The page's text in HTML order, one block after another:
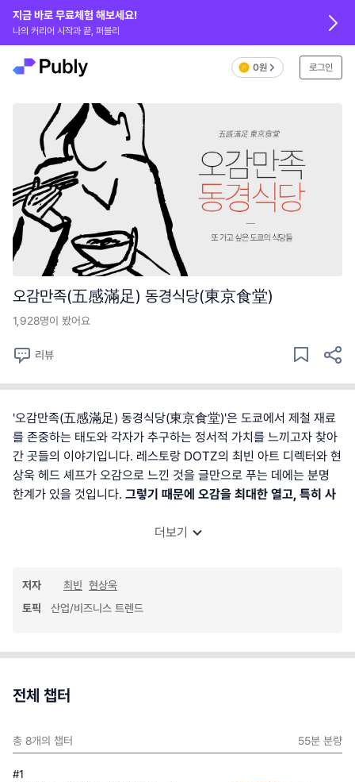
0원 로그인
지금 바로 무료체험 해보세요!
나의 커리어 시작과 끝, 퍼블리
오감만족(五感滿足) 동경식당(東京食堂)
1,928명이 봤어요
리뷰
'오감만족(五感滿足) 동경식당(東京食堂)'은 도쿄에서 제철 재료
를 존중하는 태도와 각자가 추구하는 정서적 가치를 느끼고자 찾아
간 곳들의 이야기입니다. 레스토랑 DOTZ의 최빈 아트 디렉터와 현
상욱 헤드 셰프가 오감으로 느낀 것을 글만으로 푸는 데에는 분명
한계가 있을 것입니다. 그렇기 때문에 오감을 최대한 열고, 특히 사
더보기
저자 최빈 현상욱
토픽
산업/비즈니스 트렌드
전체 챕터
총 8개의 챕터 55분 분량
#1